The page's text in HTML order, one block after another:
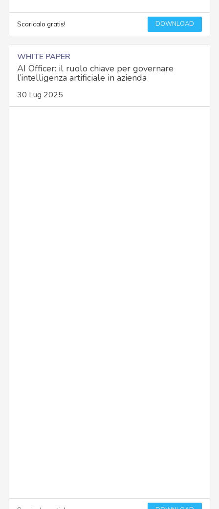
Scaricalo gratis! DOWNLOAD
WHITE PAPER
AI Officer: il ruolo chiave per governare
l’intelligenza artificiale in azienda
30 Lug 2025